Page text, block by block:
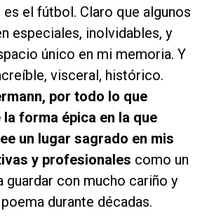
es el fútbol. Claro que algunos
especiales, inolvidables, y
único en mi memoria. Y
visceral, histórico.
por todo lo que
forma épica en la que
un lugar sagrado en mis
y profesionales como un
guardar con mucho cariño y
durante décadas.